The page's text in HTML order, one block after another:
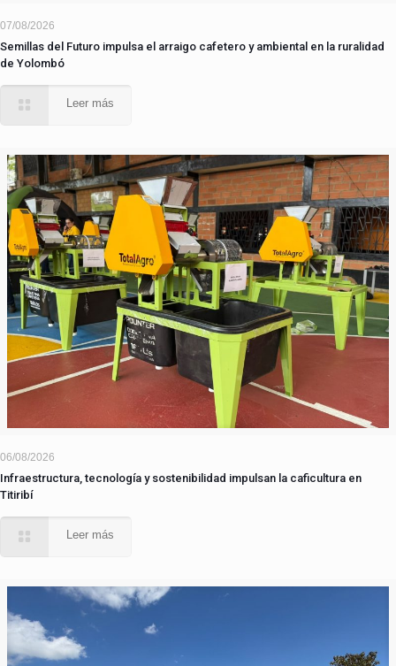
07/08/2026
Semillas del Futuro impulsa el arraigo cafetero y ambiental en la ruralidad
de Yolombó
Leer más
06/08/2026
Infraestructura, tecnología y sostenibilidad impulsan la caficultura en
Titiribí
Leer más